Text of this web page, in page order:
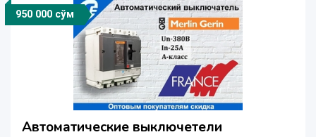
950 000 сўм
Автоматические выключетели